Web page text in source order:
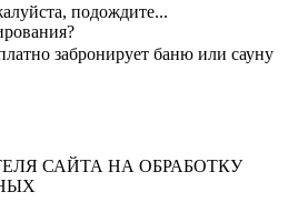
подождите...
забронирует баню или сауну
САЙТА НА ОБРАБОТКУ